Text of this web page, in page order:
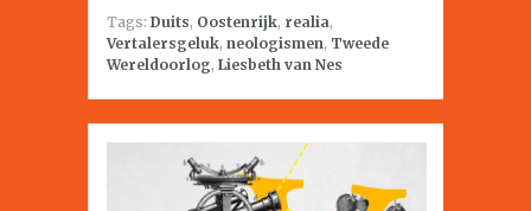
Tags: Duits, Oostenrijk, realia,
Vertalersgeluk, neologismen, Tweede
Wereldoorlog, Liesbeth van Nes